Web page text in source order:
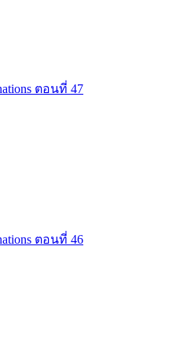
ตอนที่ 47
ตอนที่ 46